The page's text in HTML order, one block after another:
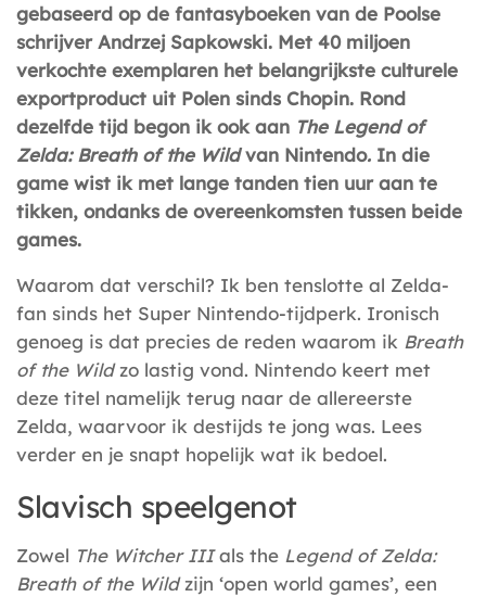
gebaseerd op de fantasyboeken van de Poolse
schrijver Andrzej Sapkowski. Met 40 miljoen
verkochte exemplaren het belangrijkste culturele
exportproduct uit Polen sinds Chopin. Rond
dezelfde tijd begon ik ook aan The Legend of
Zelda: Breath of the Wildvan Nintendo. In die
game wist ik met lange tanden tien uur aan te
tikken, ondanks de overeenkomsten tussen beide
games.
Waarom dat verschil? Ik ben tenslotte al Zelda-
fan sinds het Super Nintendo-tijdperk. Ironisch
genoeg is dat precies de reden waarom ik Breath
of the Wildzo lastig vond. Nintendo keert met
deze titel namelijk terug naar de allereerste
Zelda, waarvoor ik destijds te jong was. Lees
verder en je snapt hopelijk wat ik bedoel.
Slavisch speelgenot
Zowel The Witcher IIIals the Legend of Zelda:
Breath of the Wildzijn ‘open world games’, een